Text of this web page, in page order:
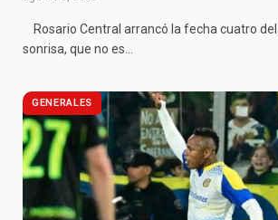
Rosario Central arrancó la fecha cuatro
sonrisa, que no es…
GENERALES